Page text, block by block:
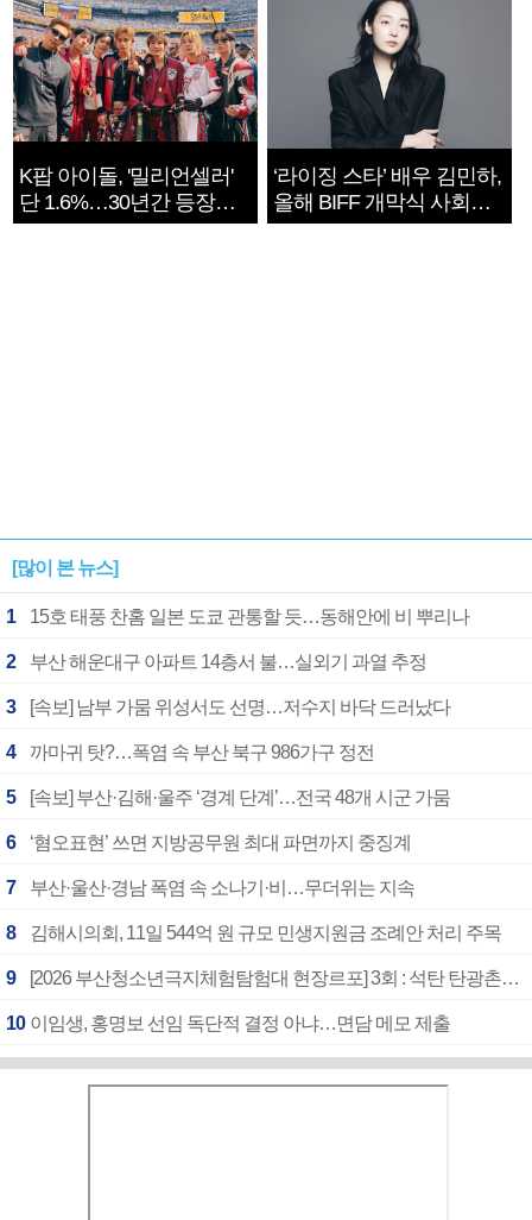
K팝 아이돌, '밀리언셀러'
단 1.6%…30년간 등장
1182개팀 전수조사
‘라이징 스타’ 배우 김민하,
올해 BIFF 개막식 사회자
확정
[많이 본 뉴스]
1 15호 태풍 찬홈 일본 도쿄 관통할 듯…동해안에 비 뿌리나
2 부산 해운대구 아파트 14층서 불…실외기 과열 추정
3 [속보] 남부 가뭄 위성서도 선명…저수지 바닥 드러났다
4 까마귀 탓?…폭염 속 부산 북구 986가구 정전
5 [속보] 부산·김해·울주 ‘경계 단계’…전국 48개 시군 가뭄
6 ‘혐오표현’ 쓰면 지방공무원 최대 파면까지 중징계
7 부산·울산·경남 폭염 속 소나기·비…무더위는 지속
8 김해시의회, 11일 544억 원 규모 민생지원금 조례안 처리 주목
9 [2026 부산청소년극지체험탐험대 현장르포] 3회 : 석탄 탄광촌에서 북극 연구의 중심지로
10 이임생, 홍명보 선임 독단적 결정 아냐…면담 메모 제출